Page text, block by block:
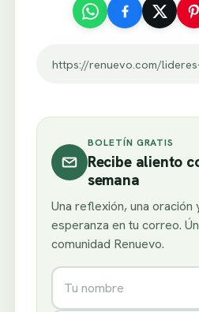
BOLETÍN GRATIS
Recibe aliento
semana
Una reflexión, una oración
esperanza en tu correo.
comunidad Renuevo.
Nombre